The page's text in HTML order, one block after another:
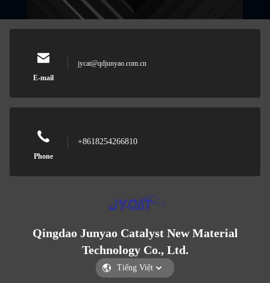
E-mail
jycat@qdjunyao.com.cn
Phone
+8618254266810
Qingdao Junyao Catalyst New Material
Technology Co., Ltd.